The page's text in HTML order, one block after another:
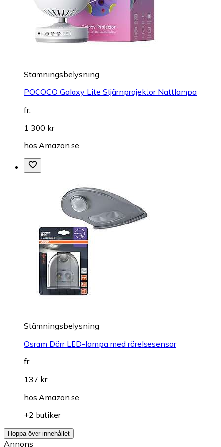
Stämningsbelysning
POCOCO Galaxy Lite Stjärnprojektor Nattlampa
fr.
1 300 kr
hos Amazon.se
Stämningsbelysning
Osram Dörr LED-lampa med rörelsesensor
fr.
137 kr
hos Amazon.se
+2 butiker
Hoppa över innehållet
Annons